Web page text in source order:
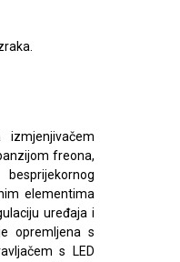
freona,
elementima
uređaja i
opremljena s
s LED